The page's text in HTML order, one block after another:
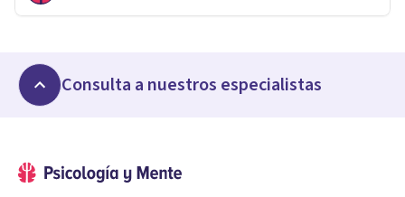
Consulta a nuestros especialistas